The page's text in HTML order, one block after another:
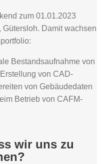
zum 01.01.2023
Damit wachsen
Bestandsaufnahme von
von CAD-
von Gebäudedaten
Betrieb von CAFM-
wir uns zu